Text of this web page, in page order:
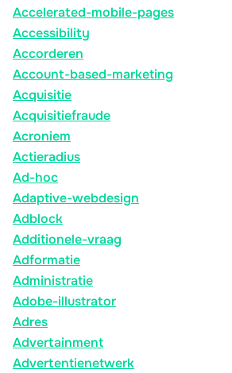
Accelerated-mobile-pages
Accessibility
Accorderen
Account-based-marketing
Acquisitie
Acquisitiefraude
Acroniem
Actieradius
Ad-hoc
Adaptive-webdesign
Adblock
Additionele-vraag
Adformatie
Administratie
Adobe-illustrator
Adres
Advertainment
Advertentienetwerk